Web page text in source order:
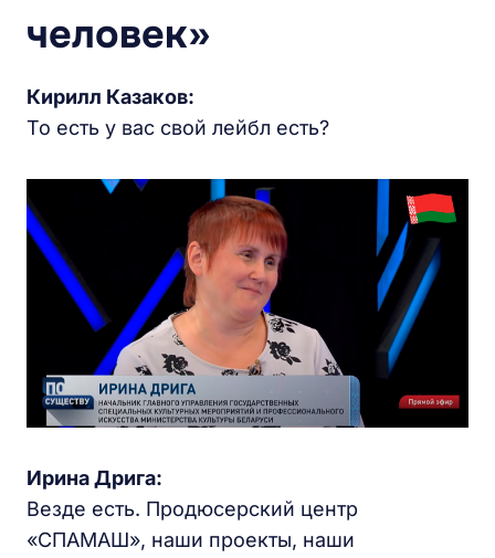
человек»
Кирилл Казаков:
То есть у вас свой лейбл есть?
Ирина Дрига:
Везде есть. Продюсерский центр
«СПАМАШ», наши проекты, наши